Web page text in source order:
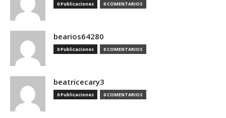
0 Publicaciones 0 COMENTARIOS
bearios64280
0 Publicaciones 0 COMENTARIOS
beatricecary3
0 Publicaciones 0 COMENTARIOS